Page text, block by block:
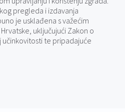
pregleda i izdavanja
je usklađena s važećim
uključujući Zakon o
te pripadajuće